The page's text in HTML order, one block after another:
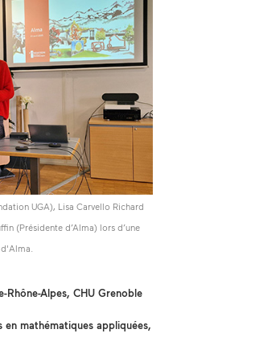
UGA), Lisa Carvello Richard
(Présidente d’Alma) lors d’une
Alpes, CHU Grenoble
mathématiques appliquées,